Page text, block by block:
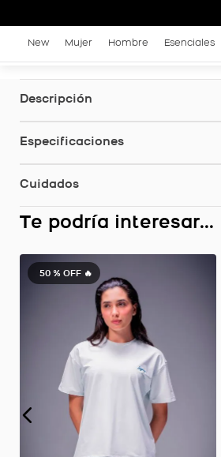
New Mujer Hombre Esenciales
Descripción
Especificaciones
Cuidados
Te podría interesar...
50 % OFF 🔥